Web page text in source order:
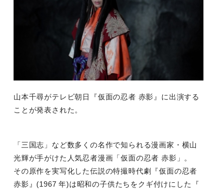
山本千尋がテレビ朝日『仮面の忍者 赤影』に出演する
ことが発表された。
「三国志」など数多くの名作で知られる漫画家・横山
光輝が手がけた人気忍者漫画「仮面の忍者 赤影」。
その原作を実写化した伝説の特撮時代劇『仮面の忍者
赤影』 (1967年)は昭和の子供たちをクギ付けにした『